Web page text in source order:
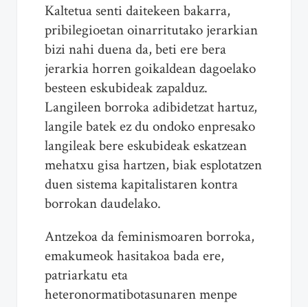
Kaltetua senti daitekeen bakarra,
pribilegioetan oinarritutako jerarkian
bizi nahi duena da, beti ere bera
jerarkia horren goikaldean dagoelako
besteen eskubideak zapalduz.
Langileen borroka adibidetzat hartuz,
langile batek ez du ondoko enpresako
langileak bere eskubideak eskatzean
mehatxu gisa hartzen, biak esplotatzen
duen sistema kapitalistaren kontra
borrokan daudelako.
Antzekoa da feminismoaren borroka,
emakumeok hasitakoa bada ere,
patriarkatu eta
heteronormatibotasunaren menpe